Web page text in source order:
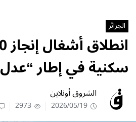
الجزائر
سكنية في إطار “عدل 3”
الشروق أونلاين
2026/05/19
2973